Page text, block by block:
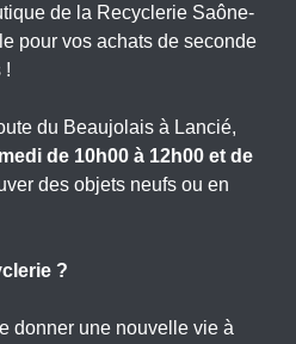
de la Recyclerie Saône-
pour vos achats de seconde
!
du Beaujolais à Lancié,
de 10h00 à 12h00 et de
des objets neufs ou en
?
donner une nouvelle vie à